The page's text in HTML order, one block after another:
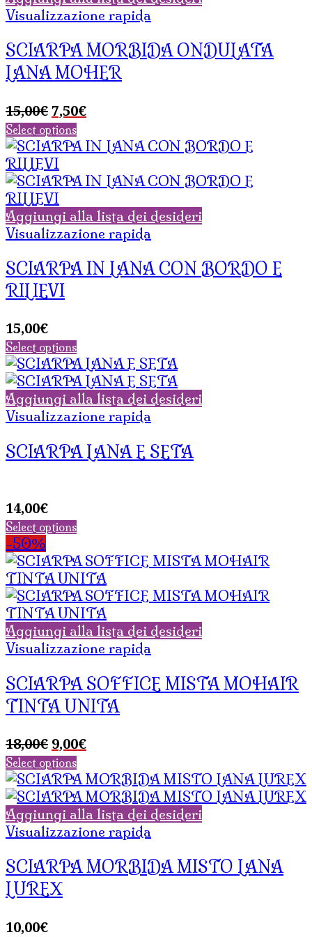
Visualizzazione rapida
SCIARPA MORBIDA ONDULATA
LANA MOHER
15,00€ Il
prezzo
originale
era:
15,00€.
7,50€Il
attuale
7,50€.
Select options
Aggiungi alla lista dei desideri
Visualizzazione rapida
SCIARPA IN LANA CON BORDO E
RILIEVI
15,00€
Select options
Aggiungi alla lista dei desideri
Visualizzazione rapida
SCIARPA LANA E SETA
14,00€
Select options
-50%
Aggiungi alla lista dei desideri
Visualizzazione rapida
SCIARPA SOFFICE MISTA MOHAIR
TINTA UNITA
18,00€ Il
prezzo
originale
era:
18,00€.
9,00€Il
attuale
è:
9,00€.
Select options
Aggiungi alla lista dei desideri
Visualizzazione rapida
SCIARPA MORBIDA MISTO LANA
LUREX
10,00€